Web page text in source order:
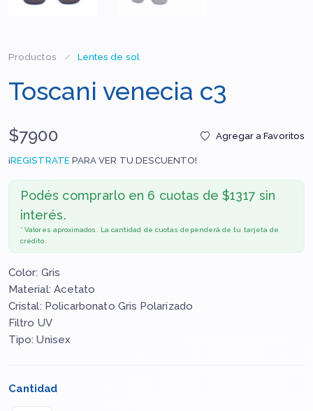
Productos Lentes de sol
Toscani venecia c3
$7900 Agregar a Favoritos
¡REGISTRATEPARA VER TU DESCUENTO!
Podés comprarlo en 6 cuotas de $1317 sin
interés.
* Valores aproximados. La cantidad de cuotas dependerá de tu tarjeta de
crédito.
Color: Gris
Material: Acetato
Cristal: Policarbonato Gris Polarizado
Filtro UV
Tipo: Unisex
Cantidad